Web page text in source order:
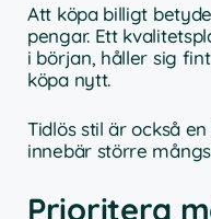
Att köpa billigt
pengar. Ett
i början, håller sig
köpa nytt.
Tidlös stil är också
innebär större
Prioritera